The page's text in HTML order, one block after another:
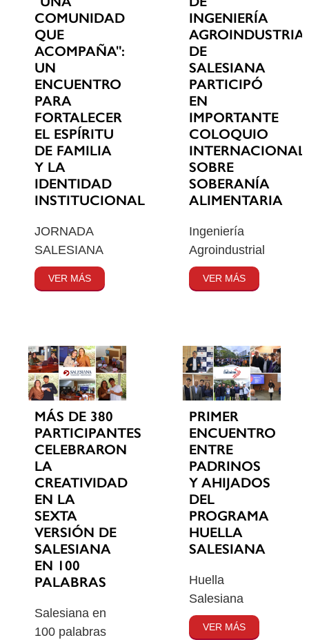
COMUNIDAD
QUE
ACOMPAÑA":
UN
ENCUENTRO
PARA
FORTALECER
EL ESPÍRITU
DE FAMILIA
Y LA
IDENTIDAD
INSTITUCIONAL
JORNADA
SALESIANA
VER MÁS
INGENIERÍA
DE
SALESIANA
PARTICIPÓ
EN
IMPORTANTE
COLOQUIO
INTERNACIONAL
SOBRE
SOBERANÍA
ALIMENTARIA
Ingeniería
Agroindustrial
VER MÁS
MÁS DE 380
PARTICIPANTES
CELEBRARON
LA
CREATIVIDAD
EN LA
SEXTA
VERSIÓN DE
SALESIANA
EN 100
PALABRAS
Salesiana en
100 palabras
PRIMER
ENCUENTRO
ENTRE
PADRINOS
Y AHIJADOS
DEL
PROGRAMA
HUELLA
SALESIANA
Huella
Salesiana
VER MÁS